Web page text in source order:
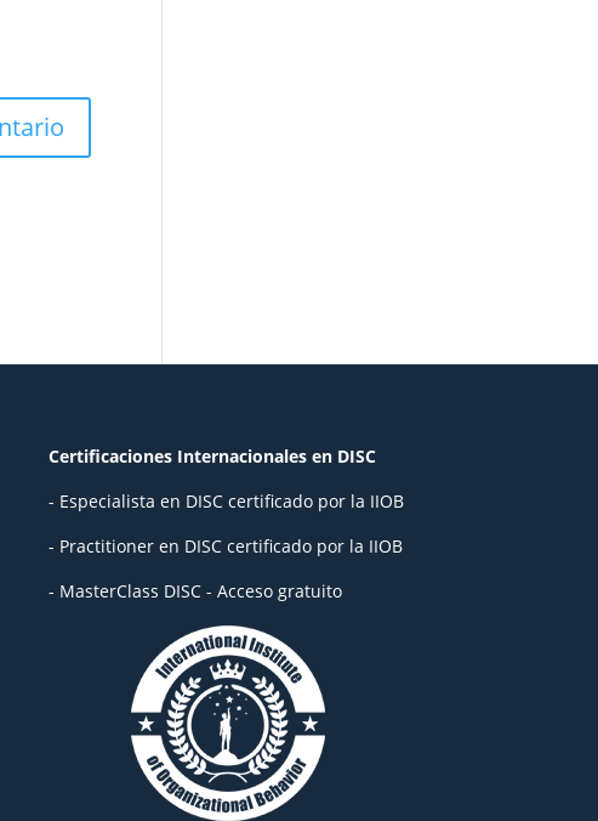
Certificaciones Internacionales en DISC
- Especialista en DISC certificado por la IIOB
- Practitioner en DISC certificado por la IIOB
- MasterClass DISC - Acceso gratuito